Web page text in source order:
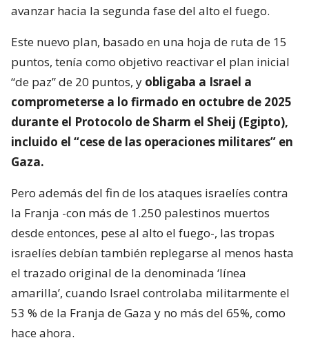
avanzar hacia la segunda fase del alto el fuego.
Este nuevo plan, basado en una hoja de ruta de 15
puntos, tenía como objetivo reactivar el plan inicial
“de paz” de 20 puntos, y obligaba a Israel a
comprometerse a lo firmado en octubre de 2025
durante el Protocolo de Sharm el Sheij (Egipto),
incluido el “cese de las operaciones militares” en
Gaza.
Pero además del fin de los ataques israelíes contra
la Franja -con más de 1.250 palestinos muertos
desde entonces, pese al alto el fuego-, las tropas
israelíes debían también replegarse al menos hasta
el trazado original de la denominada ‘línea
amarilla’, cuando Israel controlaba militarmente el
53 % de la Franja de Gaza y no más del 65%, como
hace ahora.